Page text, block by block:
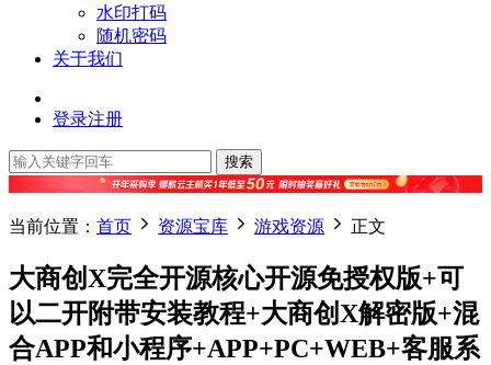
水印打码
随机密码
关于我们
登录注册
搜索
当前位置： 首页 资源宝库 游戏资源 正文
大商创X完全开源核心开源免授权版+可
以二开附带安装教程+大商创X解密版+混
合APP和小程序+APP+PC+WEB+客服系